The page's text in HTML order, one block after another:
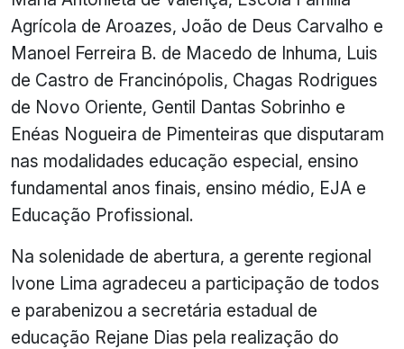
Agrícola de Aroazes, João de Deus Carvalho e
Manoel Ferreira B. de Macedo de Inhuma, Luis
de Castro de Francinópolis, Chagas Rodrigues
de Novo Oriente, Gentil Dantas Sobrinho e
Enéas Nogueira de Pimenteiras que disputaram
nas modalidades educação especial, ensino
fundamental anos finais, ensino médio, EJA e
Educação Profissional.
Na solenidade de abertura, a gerente regional
Ivone Lima agradeceu a participação de todos
e parabenizou a secretária estadual de
educação Rejane Dias pela realização do